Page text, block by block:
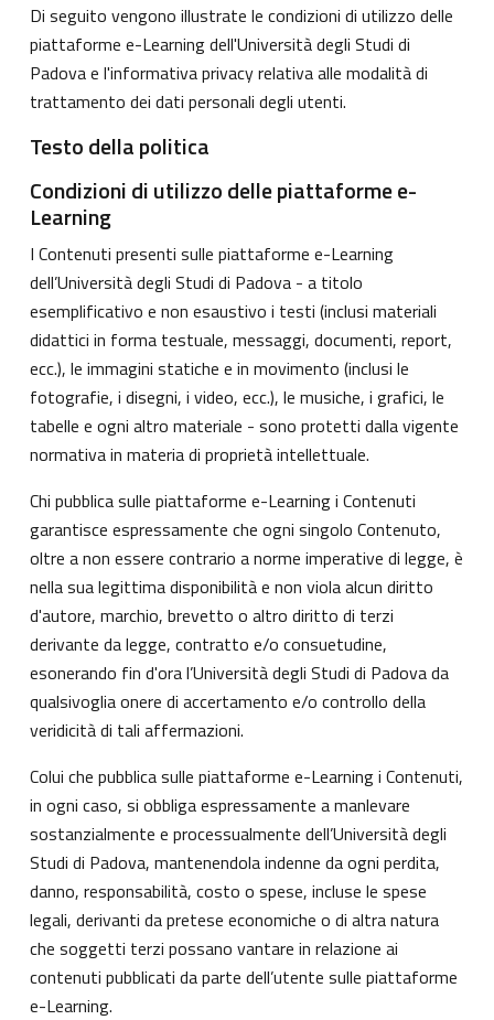
Di seguito vengono illustrate le condizioni di utilizzo delle
piattaforme e-Learning dell'Università degli Studi di
Padova e l'informativa privacy relativa alle modalità di
trattamento dei dati personali degli utenti.
Testo della politica
Condizioni di utilizzo delle piattaforme e-
Learning
I Contenuti presenti sulle piattaforme e-Learning
dell’Università degli Studi di Padova - a titolo
esemplificativo e non esaustivo i testi (inclusi materiali
didattici in forma testuale, messaggi, documenti, report,
ecc.), le immagini statiche e in movimento (inclusi le
fotografie, i disegni, i video, ecc.), le musiche, i grafici, le
tabelle e ogni altro materiale - sono protetti dalla vigente
normativa in materia di proprietà intellettuale.
Chi pubblica sulle piattaforme e-Learning i Contenuti
garantisce espressamente che ogni singolo Contenuto,
oltre a non essere contrario a norme imperative di legge, è
nella sua legittima disponibilità e non viola alcun diritto
d'autore, marchio, brevetto o altro diritto di terzi
derivante da legge, contratto e/o consuetudine,
esonerando fin d'ora l’Università degli Studi di Padova da
qualsivoglia onere di accertamento e/o controllo della
veridicità di tali affermazioni.
Colui che pubblica sulle piattaforme e-Learning i Contenuti,
in ogni caso, si obbliga espressamente a manlevare
sostanzialmente e processualmente dell’Università degli
Studi di Padova, mantenendola indenne da ogni perdita,
danno, responsabilità, costo o spese, incluse le spese
legali, derivanti da pretese economiche o di altra natura
che soggetti terzi possano vantare in relazione ai
contenuti pubblicati da parte dell’utente sulle piattaforme
e-Learning.